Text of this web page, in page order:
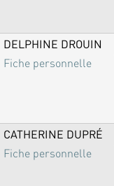
DELPHINE DROUIN
Fiche personnelle
CATHERINE DUPRÉ
Fiche personnelle